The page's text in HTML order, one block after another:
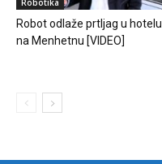
Robotika
Robot odlaže prtljag u hotelu
na Menhetnu [VIDEO]